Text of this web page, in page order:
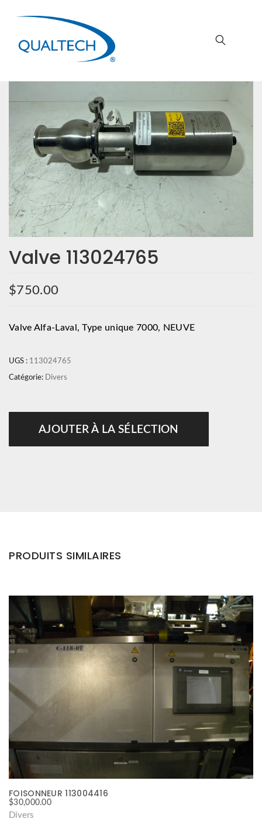
Valve 113024765
$750.00
Valve Alfa-Laval, Type unique 7000, NEUVE
UGS : 113024765
Catégorie: Divers
AJOUTER À LA SÉLECTION
PRODUITS SIMILAIRES
FOISONNEUR 113004416
$30,000.00
Divers